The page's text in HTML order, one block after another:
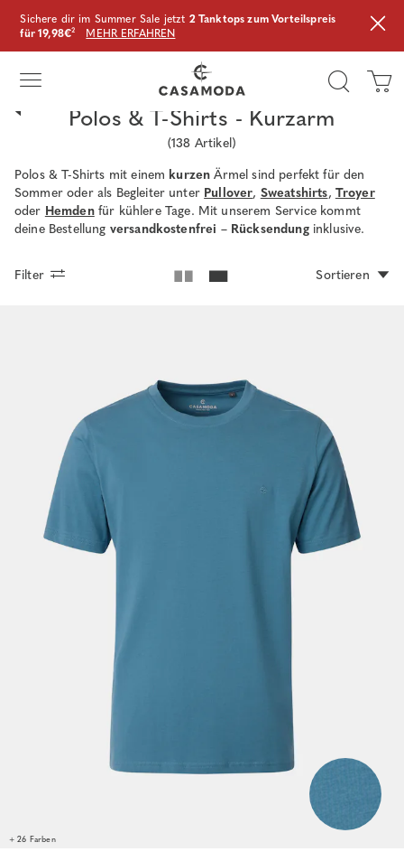
Sichere dir im Summer Sale jetzt 2 Tanktops zum Vorteilspreis
für 19,98€² MEHR ERFAHREN
Polos & T-Shirts - Kurzarm
(138 Artikel)
Polos & T-Shirts mit einem kurzenÄrmel sind perfekt für den
Sommer oder als Begleiter unter Pullover, Sweatshirts, Troyer
oder Hemdenfür kühlere Tage. Mit unserem Service kommt
deine Bestellung versandkostenfrei – Rücksendung inklusive.
Filter Sortieren
+ 26 Farben